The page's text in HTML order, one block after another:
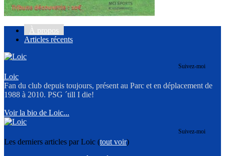
À propos
Articles récents
Suivez-moi
Loic
Fan du club depuis toujours, présent au Parc et en déplacement de
1988 à 2010. PSG ´till I die!
Voir la bio de Loic...
Suivez-moi
Les derniers articles par Loic (tout voir)